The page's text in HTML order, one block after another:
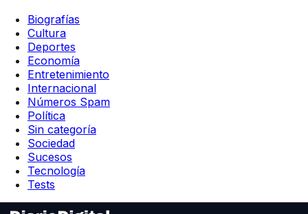
Biografías
Cultura
Deportes
Economía
Entretenimiento
Internacional
Números Spam
Política
Sin categoría
Sociedad
Sucesos
Tecnología
Tests